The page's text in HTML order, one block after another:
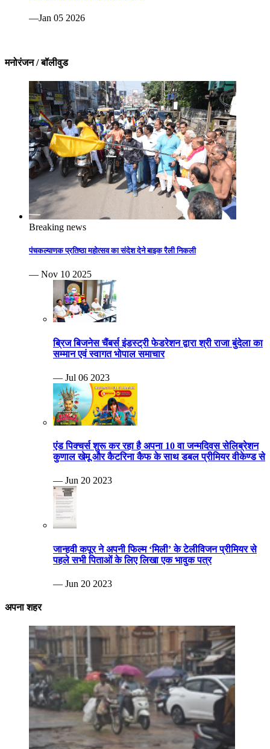
—Jan 05 2026
मनोरंजन / बॉलीवुड
Breaking news
पंचकल्याणक प्रतिष्ठा महोत्सव का संदेश देने बाइक रैली निकली
— Nov 10 2025
ब्रिज बिजनेस चैंबर्स इंडस्ट्री फेडरेशन द्वारा श्री राजा बुंदेला का
सम्मान एवं स्वागत भोपाल समाचार
— Jul 06 2023
एंड पिक्चर्स शुरू कर रहा है अपना 10 वा जन्मदिवस सेलिब्रेशन
कुणाल खेमू और कैटरिना कैफ के साथ डबल प्रीमियर वीकेण्ड से
— Jun 20 2023
जान्हवी कपूर ने अपनी फिल्म ‘मिली’ के टेलीविजन प्रीमियर से
पहले सभी पिताओं के लिए लिखा एक भावुक पत्र
— Jun 20 2023
अपना शहर